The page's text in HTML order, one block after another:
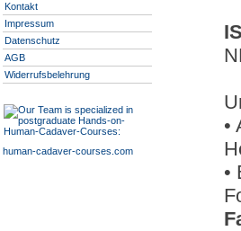
Kontakt
Impressum
Datenschutz
AGB
Widerrufsbelehrung
human-cadaver-courses.com
•
•